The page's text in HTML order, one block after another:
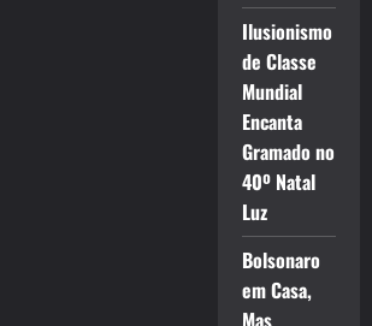
Ilusionismo
de Classe
Mundial
Encanta
Gramado no
40º Natal
Luz
Bolsonaro
em Casa,